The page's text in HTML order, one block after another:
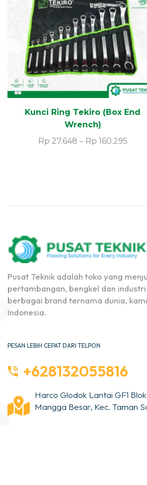
Kunci Ring Tekiro (Box End
Wrench)
Rp 27.648 – Rp 160.295
Pusat Teknik adalah toko yang
pertambangan, bengkel dan
berbagai brand ternama dunia,
Indonesia.
PESAN LEBIH CEPAT DARI TELPON
+628132055816
Harco Glodok Lantai GF1
Mangga Besar, Kec. Taman